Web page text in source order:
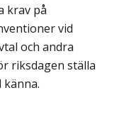
krav på
vid
och andra
riksdagen ställa